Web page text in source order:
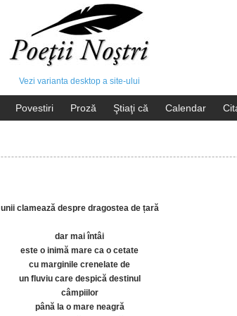
Vezi varianta desktop a site-ului
Povestiri Proză Ştiaţi că Calendar
unii clamează despre dragostea de țară
dar mai întâi
este o inimă mare ca o cetate
cu marginile crenelate de
un fluviu care despică destinul
câmpiilor
până la o mare neagră